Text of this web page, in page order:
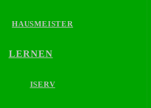
HAUSMEISTER
LERNEN
ISERV